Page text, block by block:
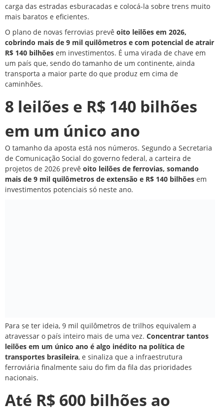
carga das estradas esburacadas e colocá-la sobre trens muito
mais baratos e eficientes.
O plano de novas ferrovias prevê oito leilões em 2026,
cobrindo mais de 9 mil quilômetros e com potencial de atrair
R$ 140 bilhões em investimentos. É uma virada de chave em
um país que, sendo do tamanho de um continente, ainda
transporta a maior parte do que produz em cima de
caminhões.
8 leilões e R$ 140 bilhões
em um único ano
O tamanho da aposta está nos números. Segundo a Secretaria
de Comunicação Social do governo federal, a carteira de
projetos de 2026 prevê oito leilões de ferrovias, somando
mais de 9 mil quilômetros de extensão e R$ 140 bilhões em
investimentos potenciais só neste ano.
Para se ter ideia, 9 mil quilômetros de trilhos equivalem a
atravessar o país inteiro mais de uma vez. Concentrar tantos
leilões em um único ano é algo inédito na política de
transportes brasileira, e sinaliza que a infraestrutura
ferroviária finalmente saiu do fim da fila das prioridades
nacionais.
Até R$ 600 bilhões ao